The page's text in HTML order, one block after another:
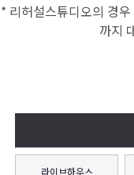
* 리허설스튜디오의 경
까지
라이브하우스